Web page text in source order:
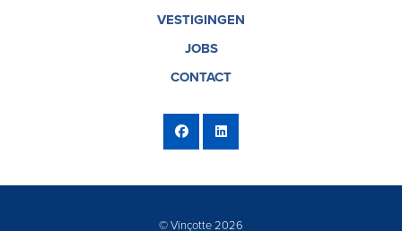
VESTIGINGEN
JOBS
CONTACT
© Vinçotte 2026